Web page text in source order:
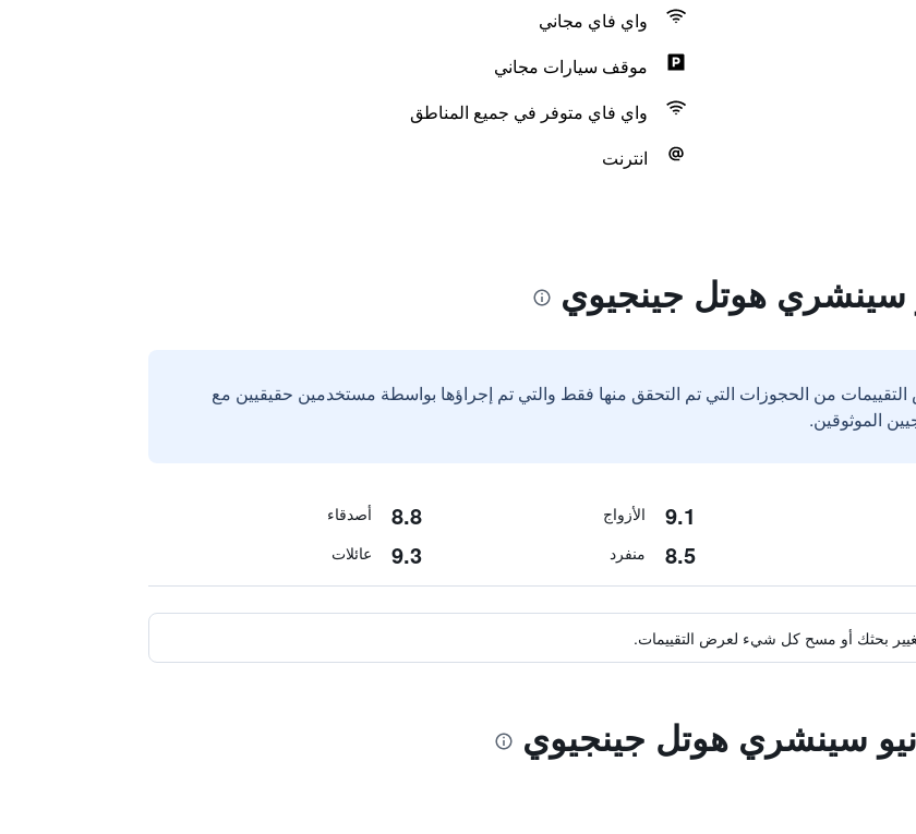
واي فاي مجاني
موقف سيارات مجاني
واي فاي متوفر في جميع المناطق
انترنت
سينشري هوتل جينجيوي
من الحجوزات التي تم التحقق منها فقط والتي تم إجراؤها بواسطة مستخدمين حقيقيين مع
9.1 الأزواج 8.8 أصدقاء
8.5 منفرد 9.3 عائلات
بحثك أو مسح كل شيء لعرض التقييمات.
نيو سينشري هوتل جينجيوي